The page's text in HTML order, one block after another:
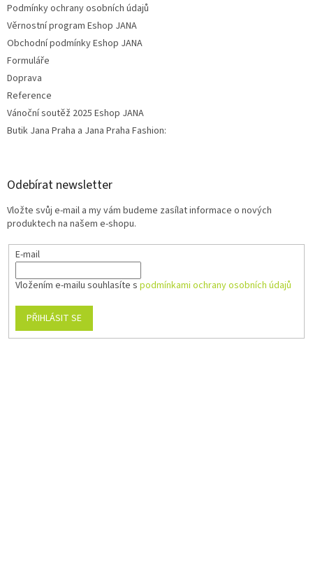
Podmínky ochrany osobních údajů
Věrnostní program Eshop JANA
Obchodní podmínky Eshop JANA
Formuláře
Doprava
Reference
Vánoční soutěž 2025 Eshop JANA
Butik Jana Praha a Jana Praha Fashion:
Odebírat newsletter
Vložte svůj e-mail a my vám budeme zasílat informace o nových
produktech na našem e-shopu.
E-mail
Vložením e-mailu souhlasíte s podmínkami ochrany osobních údajů
PŘIHLÁSIT SE